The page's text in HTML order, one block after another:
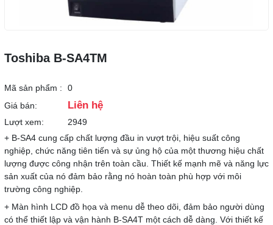
Toshiba B-SA4TM
Mã sản phẩm :
0
Giá bán:
Liên hệ
Lượt xem:
2949
+ B-SA4 cung cấp chất lượng đầu in vượt trội, hiệu suất công
nghiệp, chức năng tiên tiến và sự ủng hộ của một thương hiệu chất
lượng được công nhận trên toàn cầu. Thiết kế mạnh mẽ và năng lực
sản xuất của nó đảm bảo rằng nó hoàn toàn phù hợp với môi
trường công nghiệp.
+ Màn hình LCD đồ họa và menu dễ theo dõi, đảm bảo người dùng
có thể thiết lập và vận hành B-SA4T một cách dễ dàng. Với thiết kế